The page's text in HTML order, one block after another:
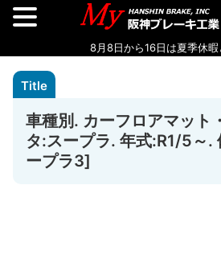
車種別. カーフロアマット
タ:スープラ. 年式:R1/5～.
ープラ3]